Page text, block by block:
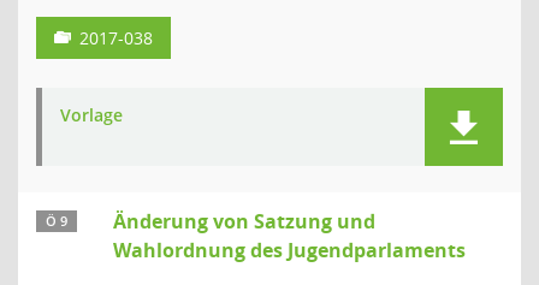
2017-038
Vorlage
Ö 9
Änderung von Satzung und
Wahlordnung des Jugendparlaments